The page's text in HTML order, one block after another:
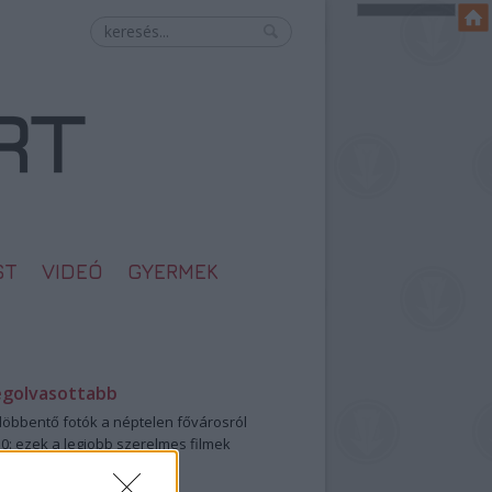
VIDEÓ GYERMEK
fotók a néptelen fővárosról
ezek a legjobb szerelmes filmek
a meztelen hősnők